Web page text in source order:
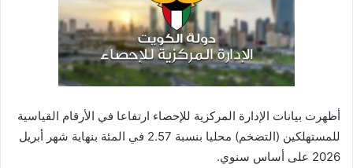
أظهرت بيانات الإدارة المركزية للإحصاء ارتفاعا في الأرقام القياسية
للمستهلكين (التضخم) محليا بنسبة 2.57 في المئة بنهاية شهر أبريل
2026 على أساس سنوي.